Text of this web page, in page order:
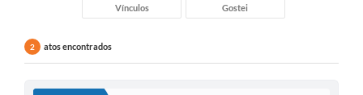
Vínculos Gostei
2 atos encontrados